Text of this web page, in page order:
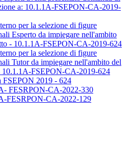
a: 10.1.1A-FSEPON-CA-2019-
per la selezione di figure
Esperto da impiegare nell'ambito
- 10.1.1A-FSEPON-CA-2019-624
per la selezione di figure
Tutor da impiegare nell'ambito del
10.1.1A-FSEPON-CA-2019-624
FSEPON 2019 - 624
FESRPON-CA-2022-330
FESRPON-CA-2022-129